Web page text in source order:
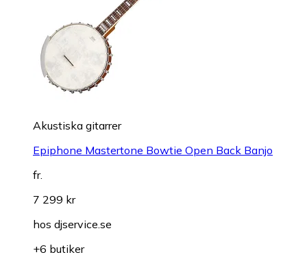
Akustiska gitarrer
Epiphone Mastertone Bowtie Open Back Banjo
fr.
7 299 kr
hos djservice.se
+6 butiker